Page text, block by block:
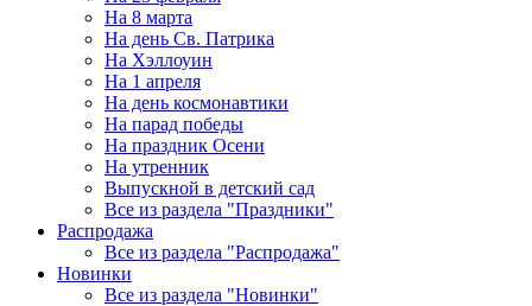
На 8 марта
На день Св. Патрика
На Хэллоуин
На 1 апреля
На день космонавтики
На парад победы
На праздник Осени
На утренник
Выпускной в детский сад
Все из раздела "Праздники"
Распродажа
Все из раздела "Распродажа"
Новинки
Все из раздела "Новинки"